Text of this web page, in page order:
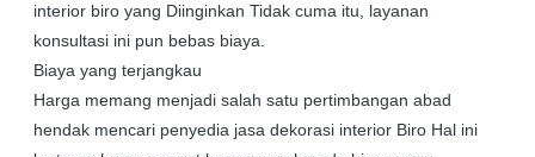
interior biro yang Diinginkan Tidak cuma itu, layanan
konsultasi ini pun bebas biaya.
Biaya yang terjangkau
Harga memang menjadi salah satu pertimbangan abad
hendak mencari penyedia jasa dekorasi interior Biro Hal ini